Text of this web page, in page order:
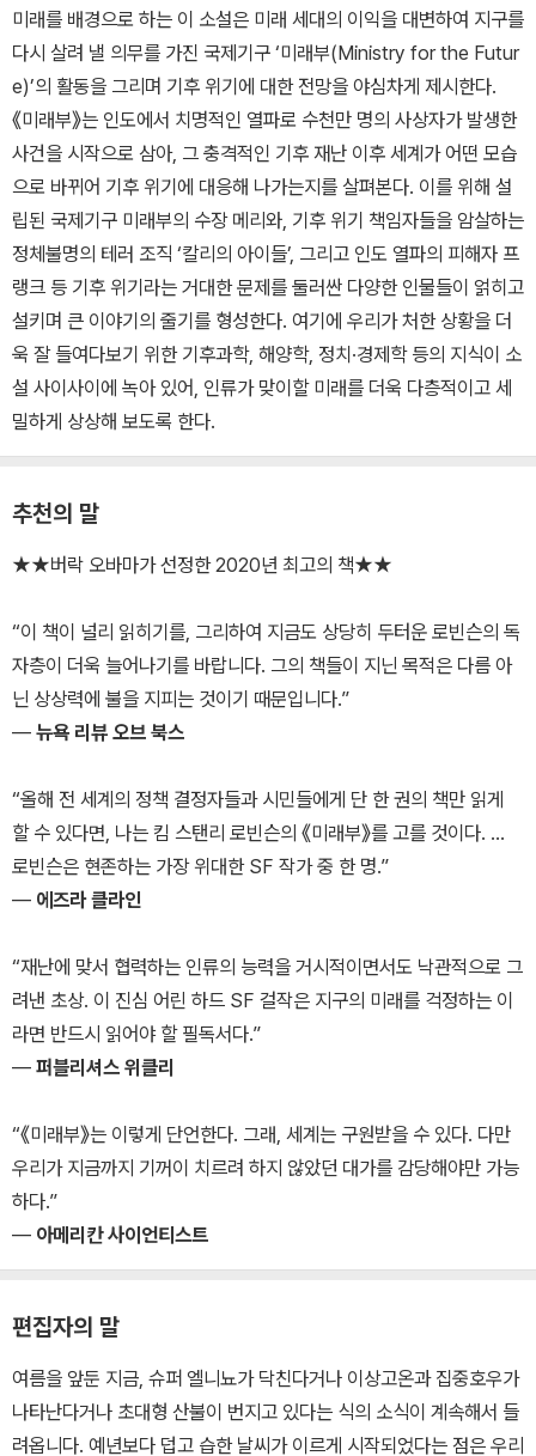
미래를 배경으로 하는 이 소설은 미래 세대의 이익을 대변하여 지구를
다시 살려 낼 의무를 가진 국제기구 ‘미래부(Ministry for the Futur
e)’의 활동을 그리며 기후 위기에 대한 전망을 야심차게 제시한다.
《미래부》는 인도에서 치명적인 열파로 수천만 명의 사상자가 발생한
사건을 시작으로 삼아, 그 충격적인 기후 재난 이후 세계가 어떤 모습
으로 바뀌어 기후 위기에 대응해 나가는지를 살펴본다. 이를 위해 설
립된 국제기구 미래부의 수장 메리와, 기후 위기 책임자들을 암살하는
정체불명의 테러 조직 ‘칼리의 아이들’, 그리고 인도 열파의 피해자 프
랭크 등 기후 위기라는 거대한 문제를 둘러싼 다양한 인물들이 얽히고
설키며 큰 이야기의 줄기를 형성한다. 여기에 우리가 처한 상황을 더
욱 잘 들여다보기 위한 기후과학, 해양학, 정치·경제학 등의 지식이 소
설 사이사이에 녹아 있어, 인류가 맞이할 미래를 더욱 다층적이고 세
밀하게 상상해 보도록 한다.
추천의 말
★★버락 오바마가 선정한 2020년 최고의 책★★
“이 책이 널리 읽히기를, 그리하여 지금도 상당히 두터운 로빈슨의 독
자층이 더욱 늘어나기를 바랍니다. 그의 책들이 지닌 목적은 다름 아
닌 상상력에 불을 지피는 것이기 때문입니다.”
― 뉴욕 리뷰 오브 북스
“올해 전 세계의 정책 결정자들과 시민들에게 단 한 권의 책만 읽게
할 수 있다면, 나는 킴 스탠리 로빈슨의 《미래부》를 고를 것이다. …
로빈슨은 현존하는 가장 위대한 SF 작가 중 한 명.”
― 에즈라 클라인
“재난에 맞서 협력하는 인류의 능력을 거시적이면서도 낙관적으로 그
려낸 초상. 이 진심 어린 하드 SF 걸작은 지구의 미래를 걱정하는 이
라면 반드시 읽어야 할 필독서다.”
— 퍼블리셔스 위클리
“《미래부》는 이렇게 단언한다. 그래, 세계는 구원받을 수 있다. 다만
우리가 지금까지 기꺼이 치르려 하지 않았던 대가를 감당해야만 가능
하다.”
— 아메리칸 사이언티스트
편집자의 말
여름을 앞둔 지금, 슈퍼 엘니뇨가 닥친다거나 이상고온과 집중호우가
나타난다거나 초대형 산불이 번지고 있다는 식의 소식이 계속해서 들
려옵니다. 예년보다 덥고 습한 날씨가 이르게 시작되었다는 점은 우리